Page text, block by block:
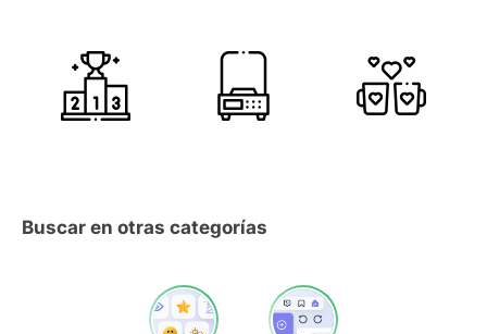
Buscar en otras categorías